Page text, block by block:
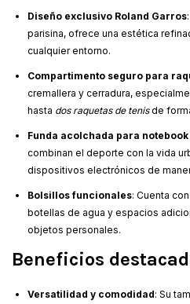
Diseño exclusivo Roland Garros
parisina, ofrece una estética
cualquier entorno.
Compartimento seguro para
cremallera y cerradura,
hasta dos raquetas de tenisde
Funda acolchada para
combinan el deporte con la vida
dispositivos electrónicos de
Bolsillos funcionales: Cuenta
botellas de agua y espacios
objetos personales.
Beneficios
Versatilidad y comodidad: Su